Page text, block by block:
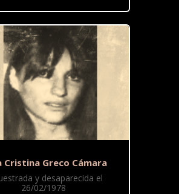
Cristina Greco Cámara
y desaparecida el
26/02/1978